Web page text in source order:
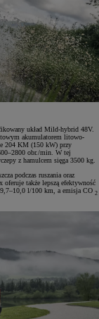
układ Mild-hybrid 48V.
akumulatorem litowo-
204 KM (150 kW) przy
obr./min. W tej
z hamulcem sięga 3500 kg.
podczas ruszania oraz
także lepszą efektywność
9,7–10,0 l/100 km, a emisja CO 2